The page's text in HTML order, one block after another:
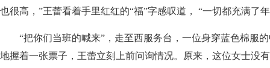
也很高，”王蕾看着手里红红的“福”字感叹道， “一切都充满了
“把你们当班的喊来”，走至西服务台，一位身穿蓝色棉服的
地握着一张票子，王蕾立刻上前问询情况。原来，这位女士没